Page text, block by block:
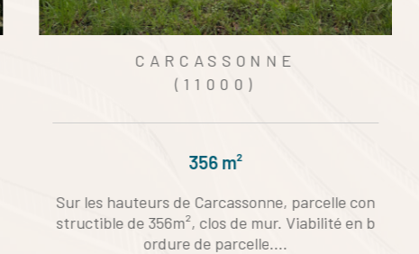
CARCASSONNE
(11000)
4 pièces - 91 m²
CARCASSONNE centre-ville, bel et grand appa
rtement T4 lumineux de 91 m2 vendu meublé,a
u 1er étage d'un immeuble très...